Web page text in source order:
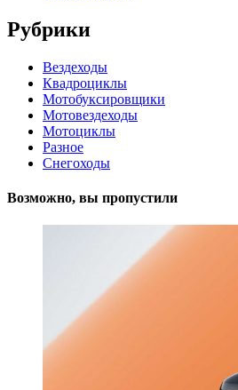
Рубрики
Вездеходы
Квадроциклы
Мотобуксировщики
Мотовездеходы
Мотоциклы
Разное
Снегоходы
Возможно, вы пропустили